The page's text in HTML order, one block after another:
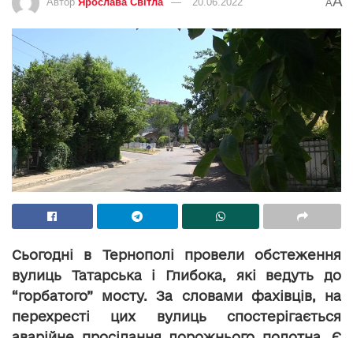
A
Сьогодні в Тернополі провели обстеження
вулиць Татарська і Глибока, які ведуть до
“горбатого” мосту. За словами фахівців, на
перехресті цих вулиць спостерігається